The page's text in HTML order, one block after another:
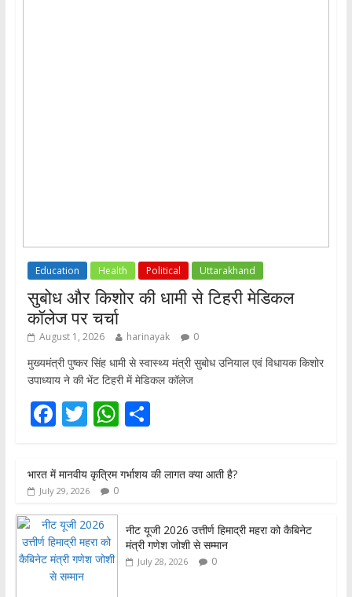
Education Health Political Uttarakhand
सुबोध और किशोर की धामी से टिहरी मेडिकल
कॉलेज पर चर्चा
August 1, 2026 harinayak 0
मुख्यमंत्री पुष्कर सिंह धामी से स्वास्थ्य मंत्री सुबोध उनियाल एवं विधायक किशोर
उपाध्याय ने की भेंट टिहरी में मेडिकल कॉलेज
F
e
b
o
o
k
T
itt
er
W
at
s
p
p
S
ar
e
भारत में मानवीय कृत्रिम गर्भाशय की लागत क्या आती है?
July 29, 2026 0
नीट यूजी 2026 उत्तीर्ण हिमाद्री महरा को कैबिनेट
मंत्री गणेश जोशी से सम्मान
July 28, 2026 0